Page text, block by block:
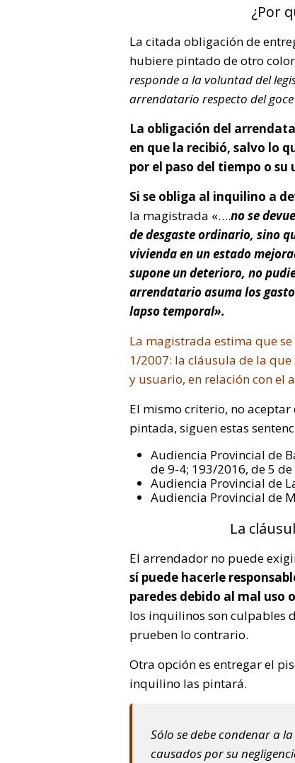
¿Por
La citada obligación de
hubiere pintado de otro
responde a la voluntad del
arrendatario respecto del
La obligación del
en que la recibió, salvo lo
por el paso del tiempo o su
Si se obliga al inquilino a
la magistrada «….no se
de desgaste ordinario, sino
vivienda en un estado
supone un deterioro, no
arrendatario asuma los
lapso temporal».
La magistrada estima que
1/2007: la cláusula de la
y usuario, en relación con el
El mismo criterio, no
pintada, siguen estas
Audiencia Provincial de
de 9-4; 193/2016, de 5
Audiencia Provincial de
Audiencia Provincial de
La
El arrendador no puede
sí puede hacerle
paredes debido al mal
los inquilinos son culpables
prueben lo contrario.
Otra opción es entregar el
inquilino las pintará.
Sólo se debe condenar a
causados por su